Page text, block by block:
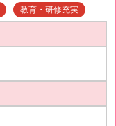
教育・研修充実